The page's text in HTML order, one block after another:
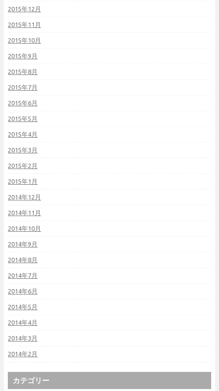
2015年12月
2015年11月
2015年10月
2015年9月
2015年8月
2015年7月
2015年6月
2015年5月
2015年4月
2015年3月
2015年2月
2015年1月
2014年12月
2014年11月
2014年10月
2014年9月
2014年8月
2014年7月
2014年6月
2014年5月
2014年4月
2014年3月
2014年2月
カテゴリー